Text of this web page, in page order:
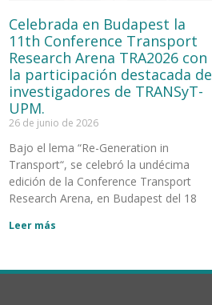
Celebrada en Budapest la
11th Conference Transport
Research Arena TRA2026 con
la participación destacada de
investigadores de TRANSyT-
UPM.
26 de junio de 2026
Bajo el lema “Re-Generation in
Transport“, se celebró la undécima
edición de la Conference Transport
Research Arena, en Budapest del 18
Leer más